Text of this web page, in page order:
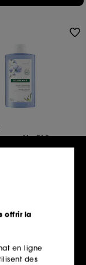
au Lin BIO
Shampoing Volume Cheveux fins
au panier
offrir la
en ligne
des